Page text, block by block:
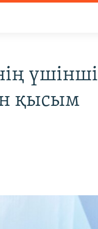
үшінші
қысым